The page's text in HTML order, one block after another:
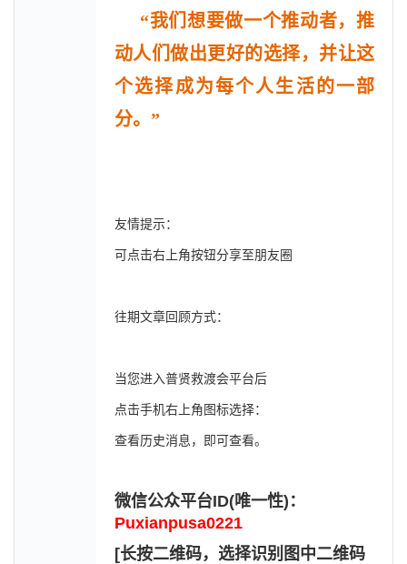
“我们想要做一个推动者，推
动人们做出更好的选择，并让这
个选择成为每个人生活的一部
分。”
友情提示：
可点击右上角按钮分享至朋友圈
往期文章回顾方式：
当您进入普贤救渡会平台后
点击手机右上角图标选择：
查看历史消息，即可查看。
微信公众平台ID(唯一性) ：
Puxianpusa0221
[长按二维码，选择识别图中二维码